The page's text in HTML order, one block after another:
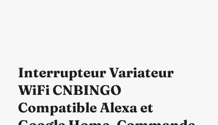
Interrupteur Variateur
WiFi CNBINGO
Compatible Alexa et